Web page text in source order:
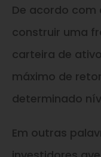
De acordo com
construir uma
carteira de
máximo de
determinado
Em outras